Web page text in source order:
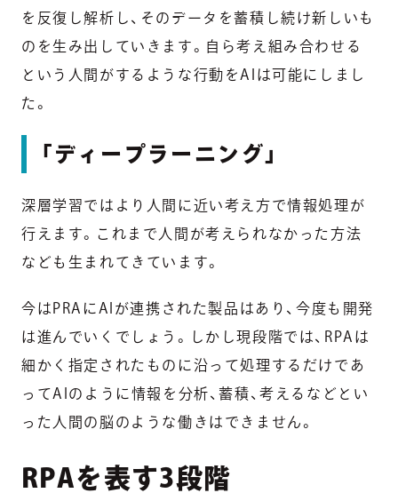
を反復し解析し、そのデータを蓄積し続け新しいも
のを生み出していきます。自ら考え組み合わせる
という人間がするような行動をAIは可能にしまし
た。
「ディープラーニング」
深層学習ではより人間に近い考え方で情報処理が
行えます。これまで人間が考えられなかった方法
なども生まれてきています。
今はPRAにAIが連携された製品はあり、今度も開発
は進んでいくでしょう。しかし現段階では、RPAは
細かく指定されたものに沿って処理するだけであ
ってAIのように情報を分析、蓄積、考えるなどとい
った人間の脳のような働きはできません。
RPAを表す3段階